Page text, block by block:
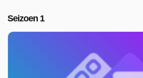
Seizoen 1